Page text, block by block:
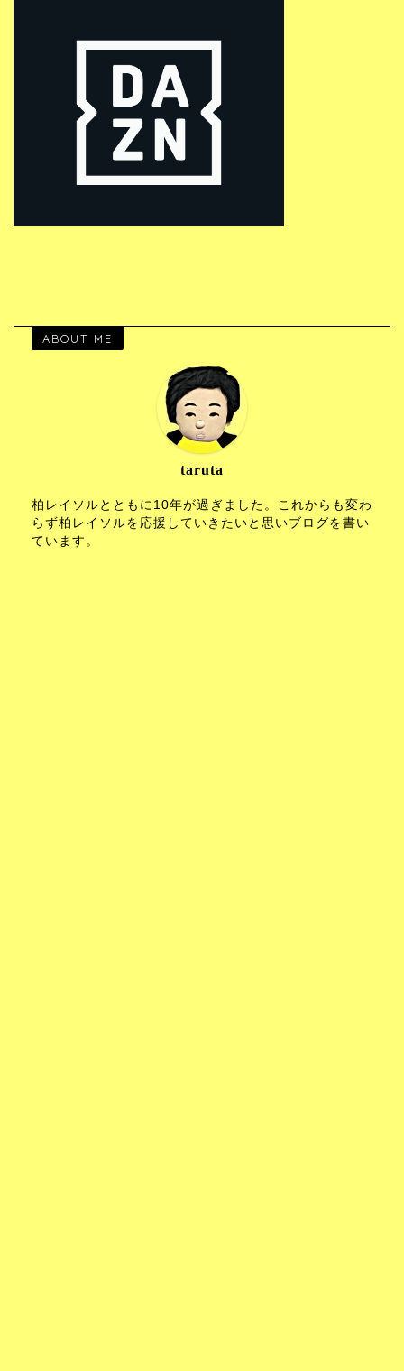
ABOUT ME
taruta
柏レイソルとともに10年が過ぎました。これからも変わ
らず柏レイソルを応援していきたいと思いブログを書い
ています。